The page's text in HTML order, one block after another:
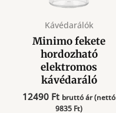
Kávédarálók
Minimo fekete
hordozható
elektromos
kávédaráló
12490 Ft bruttó ár (nettó
9835 Ft)